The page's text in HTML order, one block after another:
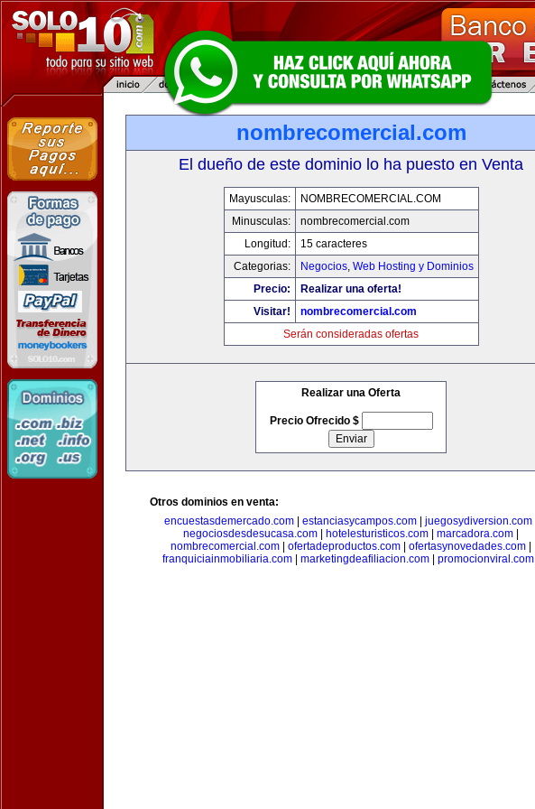
nombrecomercial.com
El dueño de este dominio lo ha puesto en Venta
Mayusculas:
NOMBRECOMERCIAL.COM
Minusculas:
nombrecomercial.com
Longitud:
15 caracteres
Categorias:
Negocios, Web Hosting y Dominios
Precio:
Realizar una oferta!
Visitar!
nombrecomercial.com
Serán consideradas ofertas
Realizar una Oferta
Precio Ofrecido $
Otros dominios en venta:
encuestasdemercado.com
estanciasycampos.com juegosydiversion.com
negociosdesdesucasa.com
hotelesturisticos.com marcadora.com
nombrecomercial.com
ofertadeproductos.com ofertasynovedades.com
franquiciainmobiliaria.com
marketingdeafiliacion.com promocionviral.com